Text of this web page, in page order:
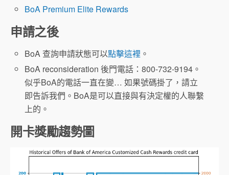
BoA Premium Elite Rewards
申請之後
BoA 查詢申請狀態可以點擊這裡 。
BoA reconsideration 後門電話：800-732-9194。
似乎BoA的電話一直在變… 如果號碼掛了，請立
即告訴我們。BoA是可以直接與有決定權的人聯繫
上的。
開卡獎勵趨勢圖